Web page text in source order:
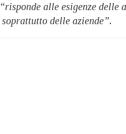
“risponde alle esigenze delle
delle aziende”.